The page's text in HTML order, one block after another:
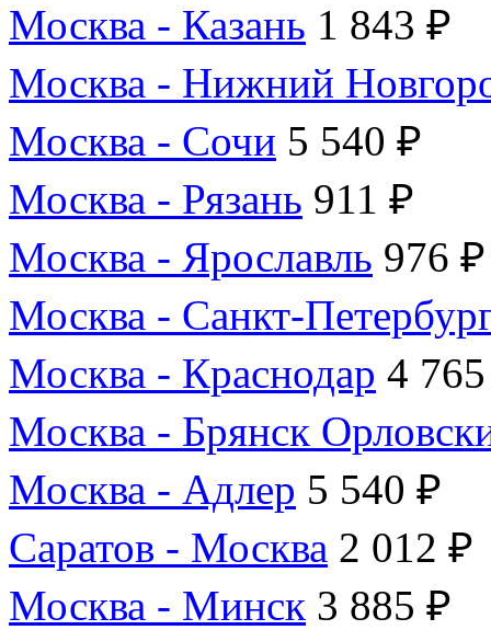
Москва - Казань 1 843 ₽
Москва - Нижний
Москва - Сочи 5 540 ₽
Москва - Рязань 911 ₽
Москва - Ярославль 976 ₽
Москва - Санкт-
Москва - Краснодар 4
Москва - Брянск
Москва - Адлер 5 540 ₽
Саратов - Москва 2 012 ₽
Москва - Минск 3 885 ₽